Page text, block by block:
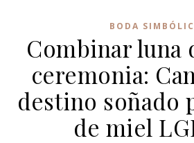
BODA
Combinar luna
ceremonia:
destino soñado
de miel